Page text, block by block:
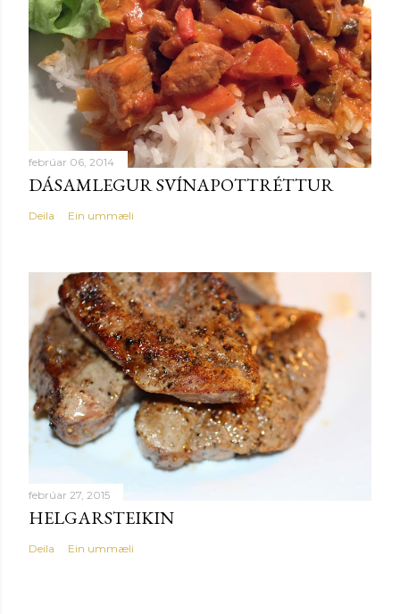
febrúar 06, 2014
DÁSAMLEGUR SVÍNAPOTTRÉTTUR
Deila Ein ummæli
febrúar 27, 2015
HELGARSTEIKIN
Deila Ein ummæli